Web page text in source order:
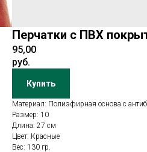
Перчатки с ПВХ
95,00
руб.
Купить
Материал: Полиэфирная основа с
Размер: 10
Длина: 27 см
Цвет: Красные
Вес: 130 гр.